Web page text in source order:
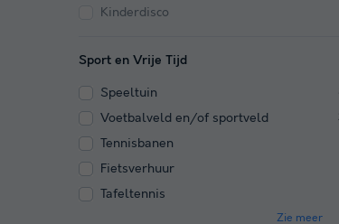
Kinderdisco
Sport en Vrije Tijd
Speeltuin
Voetbalveld en/of sportveld
Tennisbanen
Fietsverhuur
Tafeltennis
Zie meer